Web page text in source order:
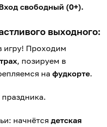
свободный (0+).
выходного:
игру! Проходим
, позируем в
на фудкорте.
начнётся детская